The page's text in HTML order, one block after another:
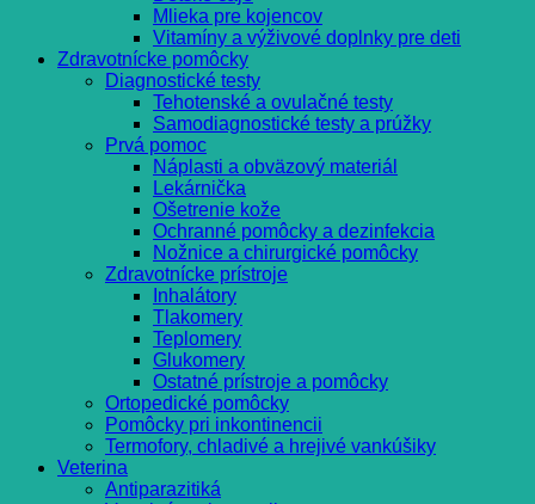
Mlieka pre kojencov
Vitamíny a výživové doplnky pre deti
Zdravotnícke pomôcky
Diagnostické testy
Tehotenské a ovulačné testy
Samodiagnostické testy a prúžky
Prvá pomoc
Náplasti a obväzový materiál
Lekárnička
Ošetrenie kože
Ochranné pomôcky a dezinfekcia
Nožnice a chirurgické pomôcky
Zdravotnícke prístroje
Inhalátory
Tlakomery
Teplomery
Glukomery
Ostatné prístroje a pomôcky
Ortopedické pomôcky
Pomôcky pri inkontinencii
Termofory, chladivé a hrejivé vankúšiky
Veterina
Antiparazitiká